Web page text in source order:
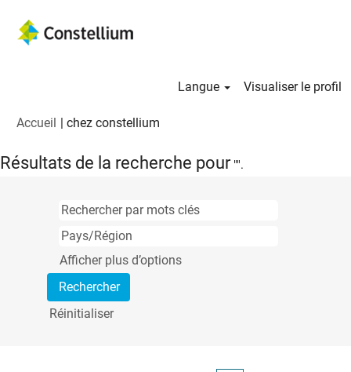
Langue Visualiser le profil
Accueil | chez constellium
Résultats de la recherche pour"".
Afficher plus d’options
Réinitialiser